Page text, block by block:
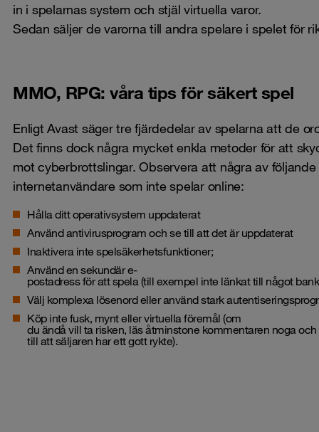
in i spelarnas system och stjäl virtuella varor.
Sedan säljer de varorna till andra spelare i spelet för
MMO, RPG: våra tips för säkert spel
Enligt Avast säger tre fjärdedelar av spelarna att de
Det finns dock några mycket enkla metoder för att
mot cyberbrottslingar. Observera att några av
internetanvändare som inte spelar online:
Hålla ditt operativsystem uppdaterat
Användantivirusprogram och se till att det är uppdaterat
Inaktivera inte spelsäkerhetsfunktioner;
Använd en sekundär e-
postadress för att spela (till exempel inte länkat till något
Välj komplexa lösenord eller använd stark
Köp inte fusk, mynt eller virtuella föremål (om
du ändå vill ta risken, läs åtminstone kommentaren noga och
till att säljaren har ett gott rykte).